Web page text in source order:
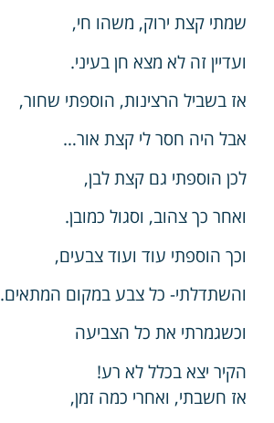
שמתי קצת ירוק, משהו חי,
ועדיין זה לא מצא חן בעיני.
אז בשביל הרצינות, הוספתי שחור,
אבל היה חסר לי קצת אור…
לכן הוספתי גם קצת לבן,
ואחר כך צהוב, וסגול כמובן.
וכך הוספתי עוד ועוד צבעים,
והשתדלתי- כל צבע במקום המתאים.
וכשגמרתי את כל הצביעה
הקיר יצא בכלל לא רע!
אז חשבתי, ואחרי כמה זמן,